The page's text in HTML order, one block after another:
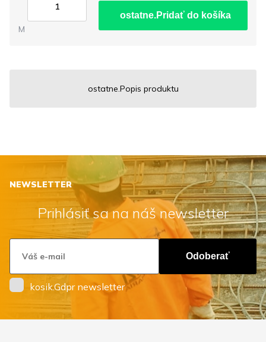
M
ostatne.Pridať do košíka
ostatne.Popis produktu
NEWSLETTER
Prihlásiť sa na náš newsletter
Odoberať
kosik.Gdpr newsletter